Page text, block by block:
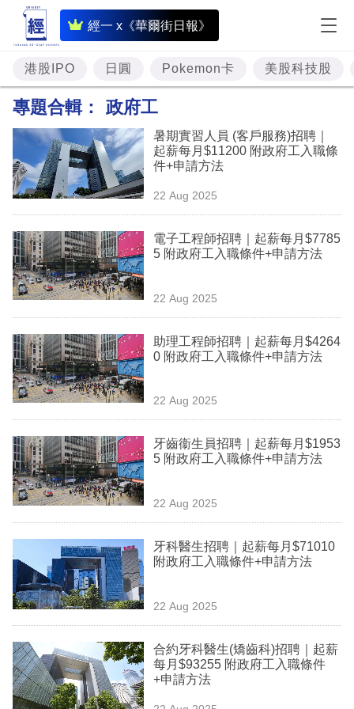
經一 x《華爾街日報》
即
時
財
經
題
投
資
樓
市
理
商
業
科
技
職
場
生
時
事
欄
訂
閱
港股IPO 日圓 Pokemon卡 美股科技股
專題合輯： 政府工
暑期實習人員 (客戶服務)招聘｜
起薪每月$11200 附政府工入職條
件+申請方法
22 Aug 2025
電子工程師招聘｜起薪每月$7785
5 附政府工入職條件+申請方法
22 Aug 2025
助理工程師招聘｜起薪每月$4264
0 附政府工入職條件+申請方法
22 Aug 2025
牙齒衞生員招聘｜起薪每月$1953
5 附政府工入職條件+申請方法
22 Aug 2025
牙科醫生招聘｜起薪每月$71010
附政府工入職條件+申請方法
22 Aug 2025
合約牙科醫生(矯齒科)招聘｜起薪
每月$93255 附政府工入職條件
+申請方法